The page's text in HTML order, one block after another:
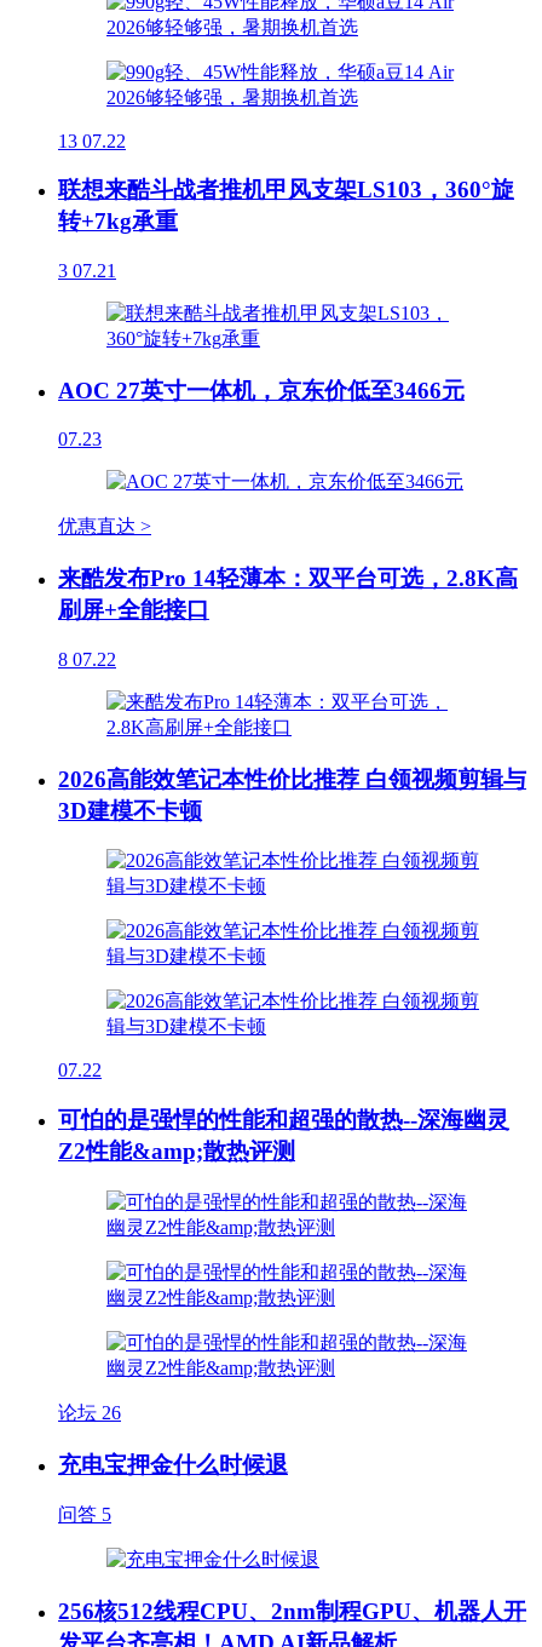
13 07.22
联想来酷斗战者推机甲风支架LS103，360°旋
转+7kg承重
3 07.21
AOC 27英寸一体机，京东价低至3466元
07.23
优惠直达 >
来酷发布Pro 14轻薄本：双平台可选，2.8K高
刷屏+全能接口
8 07.22
2026高能效笔记本性价比推荐 白领视频剪辑与
3D建模不卡顿
07.22
可怕的是强悍的性能和超强的散热--深海幽灵
Z2性能&amp;散热评测
论坛 26
充电宝押金什么时候退
问答 5
256核512线程CPU、2nm制程GPU、机器人开